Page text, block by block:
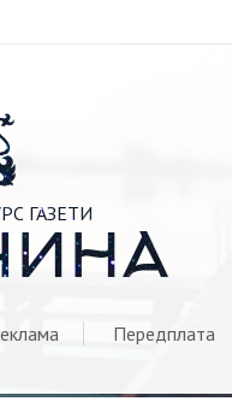
ГАЗЕТИ
Передплата